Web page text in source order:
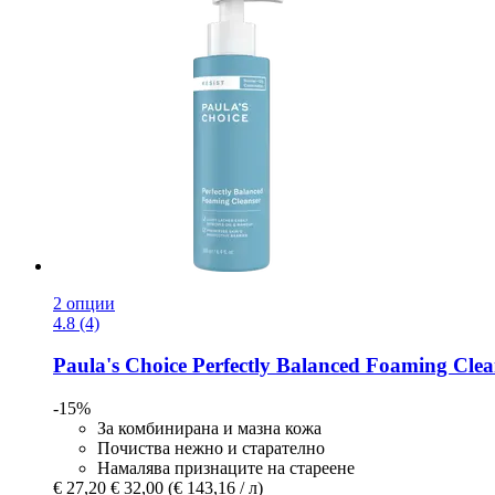
2 опции
4.8 (4)
Paula's Choice Perfectly Balanced Foaming
-15%
За комбинирана и мазна кожа
Почиства нежно и старателно
Намалява признаците на стареене
€ 27,20 € 32,00 (€ 143,16 / л)